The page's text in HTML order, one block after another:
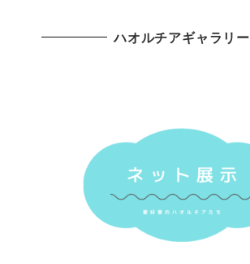
ハオルチアギャラリー